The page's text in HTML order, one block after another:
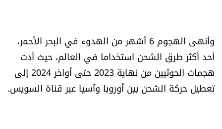
من نحن
للتواصل معنا
وأنهى الهجوم 6 أشهر من الهدوء في البحر الأحمر،
أحد أكثر طرق الشحن استخداما في العالم، حيث أدت
هجمات الحوثيين من نهاية 2023 حتى أواخر 2024 إلى
تعطيل حركة الشحن بين أوروبا وآسيا عبر قناة السويس.